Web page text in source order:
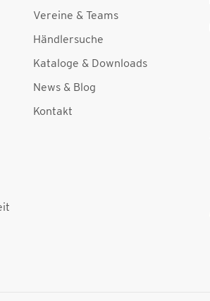
Vereine & Teams
Händlersuche
Kataloge & Downloads
News & Blog
Kontakt